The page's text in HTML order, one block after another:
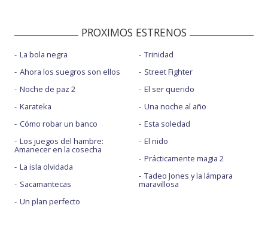
PROXIMOS ESTRENOS
La bola negra
Ahora los suegros son ellos
Noche de paz 2
Karateka
Cómo robar un banco
Los juegos del hambre:
Amanecer en la cosecha
La isla olvidada
Sacamantecas
Un plan perfecto
Trinidad
Street Fighter
El ser querido
Una noche al año
Esta soledad
El nido
Prácticamente magia 2
Tadeo Jones y la lámpara
maravillosa